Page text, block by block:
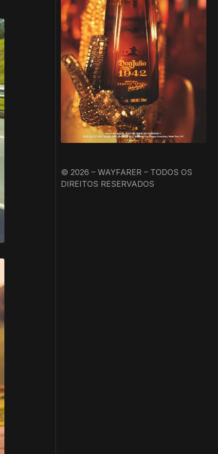
© 2026 – WAYFARER – TODOS OS
DIREITOS RESERVADOS